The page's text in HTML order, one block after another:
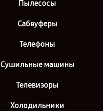
Пылесосы
Сабвуферы
Телефоны
Сушильные машины
Телевизоры
Холодильники